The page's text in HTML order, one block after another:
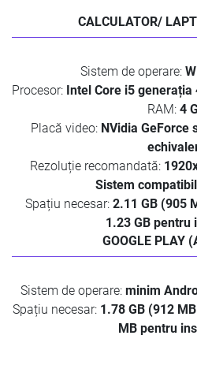
CALCULATOR/
Sistem de operare:
Procesor: Intel Core i5
RAM: 4
Placă video: NVidia GeForce
Rezoluție recomandată:
Sistem
Spațiu necesar: 2.11 GB (905
1.23 GB pentru
GOOGLE PLAY
Sistem de operare: minim
Spațiu necesar: 1.78 GB (912
MB pentru